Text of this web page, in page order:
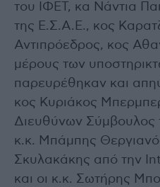
του ΙΦΕΤ, κα Νάντια
της Ε.Σ.Α.Ε., κος
Αντιπρόεδρος, κος
μέρους των
παρευρέθηκαν και
κος Κυριάκος
Διευθύνων Σύμβουλος
κ.κ. Μπάμπης
Σκυλακάκης από την
και οι κ.κ. Σωτήρης